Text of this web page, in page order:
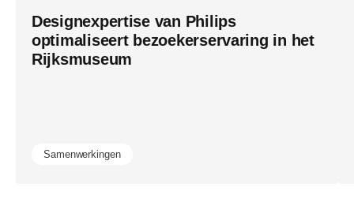
Designexpertise van Philips
optimaliseert bezoekerservaring in het
Rijksmuseum
Samenwerkingen